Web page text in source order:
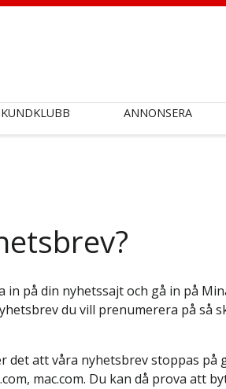
KUNDKLUBB ANNONSERA
på din nyhetssajt och gå in på
du vill prenumerera på så
att våra nyhetsbrev stoppas på
mac.com. Du kan då prova att